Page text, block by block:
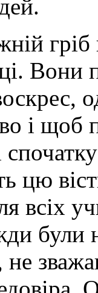
Вони
і щоб
цю
всіх
були
не